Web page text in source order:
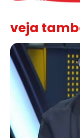
veja
Solidariedade ao